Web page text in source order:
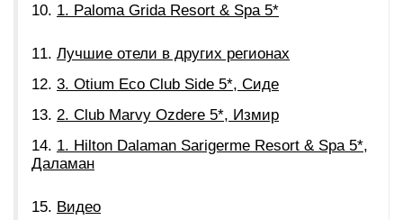
1. Paloma Grida Resort & Spa 5*
Лучшие отели в других регионах
3. Otium Eco Club Side 5*, Сиде
2. Club Marvy Ozdere 5*, Измир
1. Hilton Dalaman Sarigerme Resort & Spa 5*,
Даламан
Видео